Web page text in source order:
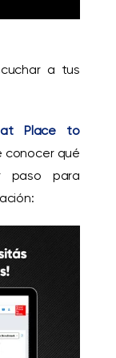
a tus
Place to
conocer qué
paso para